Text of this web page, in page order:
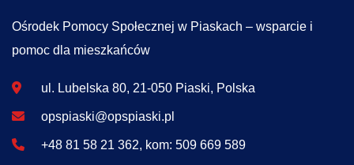
Ośrodek Pomocy Społecznej w Piaskach – wsparcie i
pomoc dla mieszkańców
ul. Lubelska 80, 21-050 Piaski, Polska
opspiaski@opspiaski.pl
+48 81 58 21 362, kom: 509 669 589